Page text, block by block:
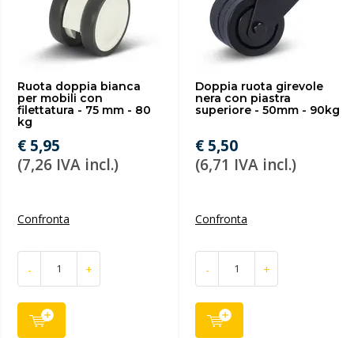
Ruota doppia bianca
per mobili con
filettatura - 75 mm - 80
kg
€ 5,95
(7,26 IVA incl.)
Confronta
- +
Doppia ruota girevole
nera con piastra
superiore - 50mm - 90kg
€ 5,50
(6,71 IVA incl.)
Confronta
- +